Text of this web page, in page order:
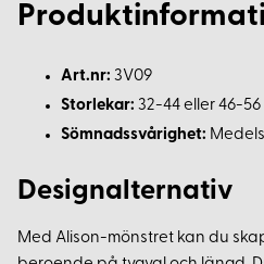
Art.nr: 3V09
Storlekar: 32-44 eller 46-56
Sömnadssvårighet:
Designalternativ
Med Alison-mönstret kan du